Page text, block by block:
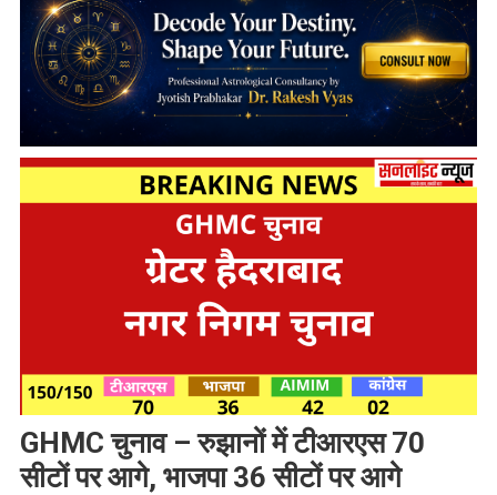
GHMC चुनाव – रुझानों में टीआरएस 70
सीटों पर आगे, भाजपा 36 सीटों पर आगे